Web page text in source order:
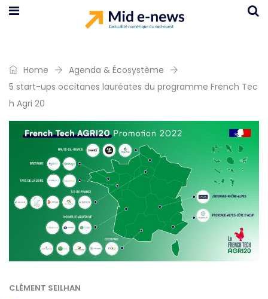
Home
Agenda & Écosystème
5 start-ups occitanes lauréates du programme French Tec
h Agri 20
CLÉMENT SEILHAN